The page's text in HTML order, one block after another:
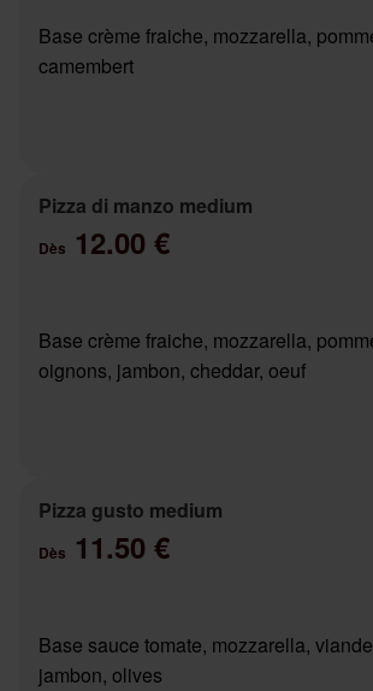
Base crème fraiche, mozzarella,
camembert
Pizza di manzo medium
Dès 12.00 €
Base crème fraiche, mozzarella,
oignons, jambon, cheddar, oeuf
Pizza gusto medium
Dès 11.50 €
Base sauce tomate, mozzarella,
jambon, olives